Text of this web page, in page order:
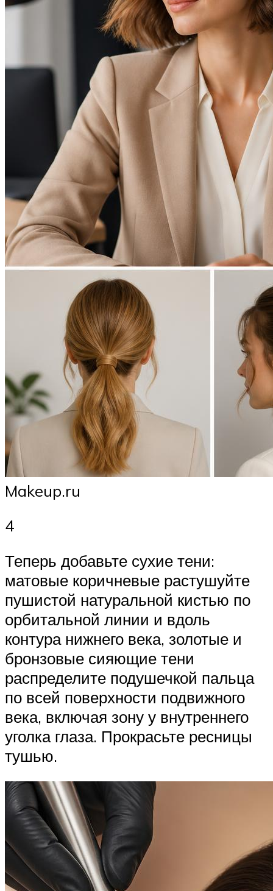
Makeup.ru
4
Теперь добавьте сухие тени:
матовые коричневые растушуйте
пушистой натуральной кистью по
орбитальной линии и вдоль
контура нижнего века, золотые и
бронзовые сияющие тени
распределите подушечкой пальца
по всей поверхности подвижного
века, включая зону у внутреннего
уголка глаза. Прокрасьте ресницы
тушью.